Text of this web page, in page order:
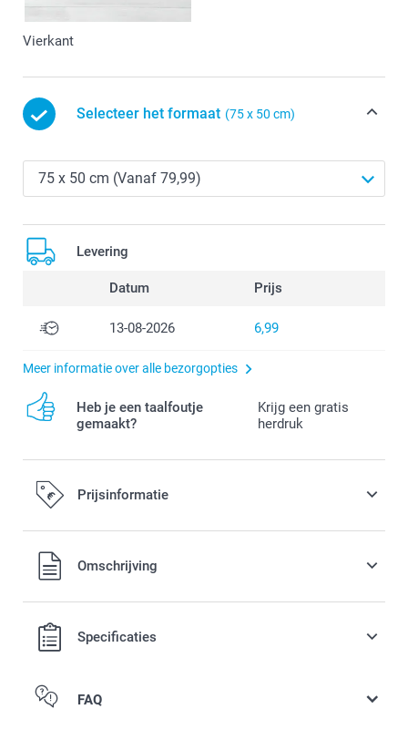
Vierkant
Selecteer het formaat (75 x 50 cm)
Levering
Datum Prijs
13-08-2026 6,99
Meer informatie over alle bezorgopties
Heb je een taalfoutje
gemaakt?
Krijg een gratis
herdruk
Prijsinformatie
Alle prijzen zijn in EURO (€) inclusief BTW en exclusief
verzendkosten.Omschrijving
Specificaties
FAQ